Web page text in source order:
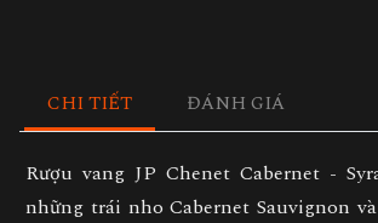
CHI TIẾT ĐÁNH GIÁ
Rượu vang JP Chenet Cabernet -
những trái nho Cabernet Sauvignon